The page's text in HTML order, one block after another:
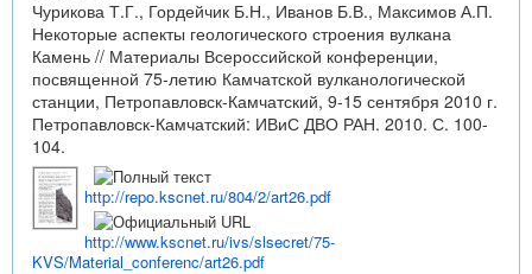
Чурикова Т.Г., Гордейчик Б.Н., Иванов Б.В., Максимов А.П.
Некоторые аспекты геологического строения вулкана
Камень // Материалы Всероссийской конференции,
посвященной 75-летию Камчатской вулканологической
станции, Петропавловск-Камчатский, 9-15 сентября 2010 г.
Петропавловск-Камчатский: ИВиС ДВО РАН. 2010. С. 100-
104.
http://repo.kscnet.ru/804/2/art26.pdf
http://www.kscnet.ru/ivs/slsecret/75-
KVS/Material_conferenc/art26.pdf